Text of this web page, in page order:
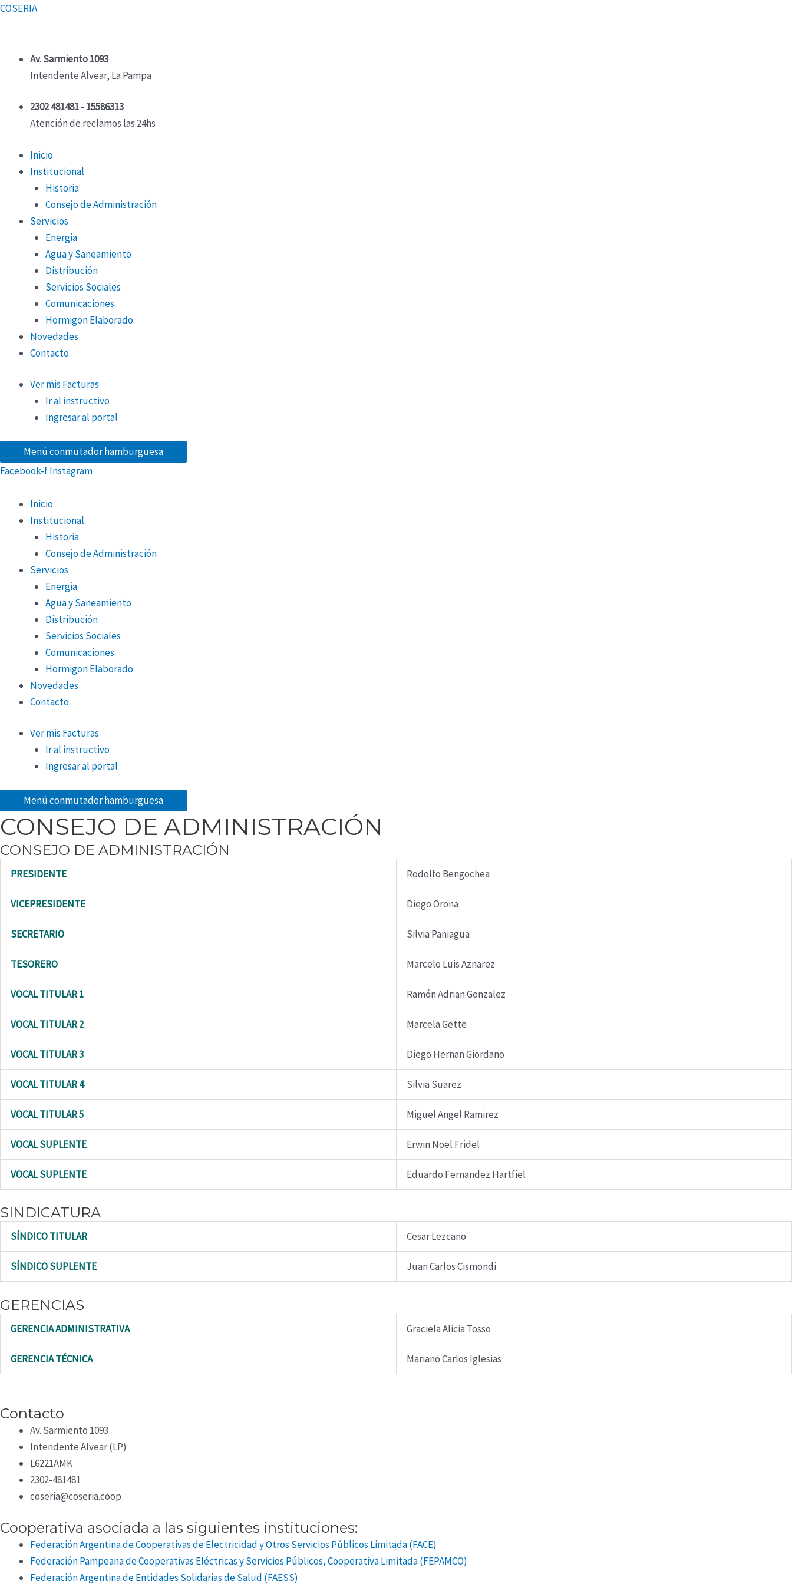
Ir
COSERIA
Av. Sarmiento 1093
Intendente Alvear, La Pampa
2302 481481 - 15586313
Atención de reclamos las 24hs
Menú
Inicio
Institucional
Historia
Consejo de Administración
Servicios
Energia
Agua y Saneamiento
Distribución
Servicios Sociales
Comunicaciones
Hormigon Elaborado
Novedades
Contacto
Ver mis Facturas
Ir al instructivo
Ingresar al portal
Menú conmutador hamburguesa
Facebook-fInstagram
Menú
Inicio
Institucional
Historia
Consejo de Administración
Servicios
Energia
Agua y Saneamiento
Distribución
Servicios Sociales
Comunicaciones
Hormigon Elaborado
Novedades
Contacto
Ver mis Facturas
Ir al instructivo
Ingresar al portal
Menú conmutador hamburguesa
CONSEJO DE ADMINISTRACIÓN
CONSEJO DE ADMINISTRACIÓN
PRESIDENTE Rodolfo Bengochea
VICEPRESIDENTE Diego Orona
SECRETARIO Silvia Paniagua
TESORERO Marcelo Luis Aznarez
VOCAL TITULAR 1 Ramón Adrian Gonzalez
VOCAL TITULAR 2 Marcela Gette
VOCAL TITULAR 3 Diego Hernan Giordano
VOCAL TITULAR 4 Silvia Suarez
VOCAL TITULAR 5 Miguel Angel Ramirez
VOCAL SUPLENTE Erwin Noel Fridel
VOCAL SUPLENTE Eduardo Fernandez Hartfiel
SINDICATURA
SÍNDICO TITULAR Cesar Lezcano
SÍNDICO SUPLENTE Juan Carlos Cismondi
GERENCIAS
GERENCIA ADMINISTRATIVA Graciela Alicia Tosso
GERENCIA TÉCNICA Mariano Carlos Iglesias
Contacto
Av. Sarmiento 1093
Intendente Alvear (LP)
L6221AMK
2302-481481
coseria@coseria.coop
Cooperativa asociada a las siguientes instituciones:
Federación Argentina de Cooperativas de Electricidad y Otros Servicios Públicos Limitada (FACE)
Federación Pampeana de Cooperativas Eléctricas y Servicios Públicos, Cooperativa Limitada (FEPAMCO)
Federación Argentina de Entidades Solidarias de Salud (FAESS)